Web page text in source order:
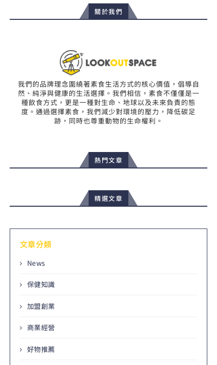
關於我們
我們的品牌理念圍繞著素食生活方式的核心價值，倡導自
然、純淨與健康的生活選擇。我們相信，素食不僅僅是一
種飲食方式，更是一種對生命、地球以及未來負責的態
度。通過選擇素食，我們減少對環境的壓力，降低碳足
跡，同時也尊重動物的生命權利。
熱門文章
精選文章
文章分類
News
保健知識
加盟創業
商業經營
好物推薦